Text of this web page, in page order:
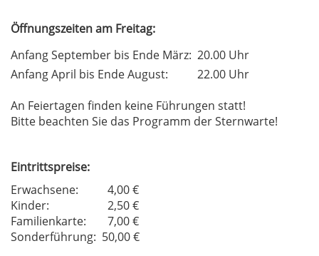
Öffnungszeiten am Freitag:
Anfang September bis Ende März: 20.00 Uhr
Anfang April bis Ende August:
22.00 Uhr
An Feiertagen finden keine Führungen statt!
Bitte beachten Sie das Programm der Sternwarte!
Eintrittspreise:
Erwachsene:
4,00 €
Kinder:
2,50 €
Familienkarte:
7,00 €
Sonderführung: 50,00 €